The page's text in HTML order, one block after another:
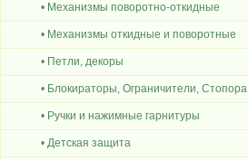
• Механизмы поворотно-откидные
• Механизмы откидные и поворотные
• Петли, декоры
• Блокираторы, Ограничители, Стопора
• Ручки и нажимные гарнитуры
• Детская защита